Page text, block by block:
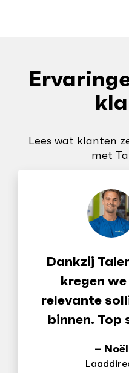
Lees wat klanten
met
Dankzij
kregen
relevante
binnen. Top
– Noël